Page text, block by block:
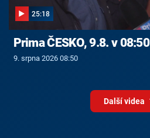
25:18
Prima ČESKO, 9.8. v 08:50
9. srpna 2026 08:50
Další videa